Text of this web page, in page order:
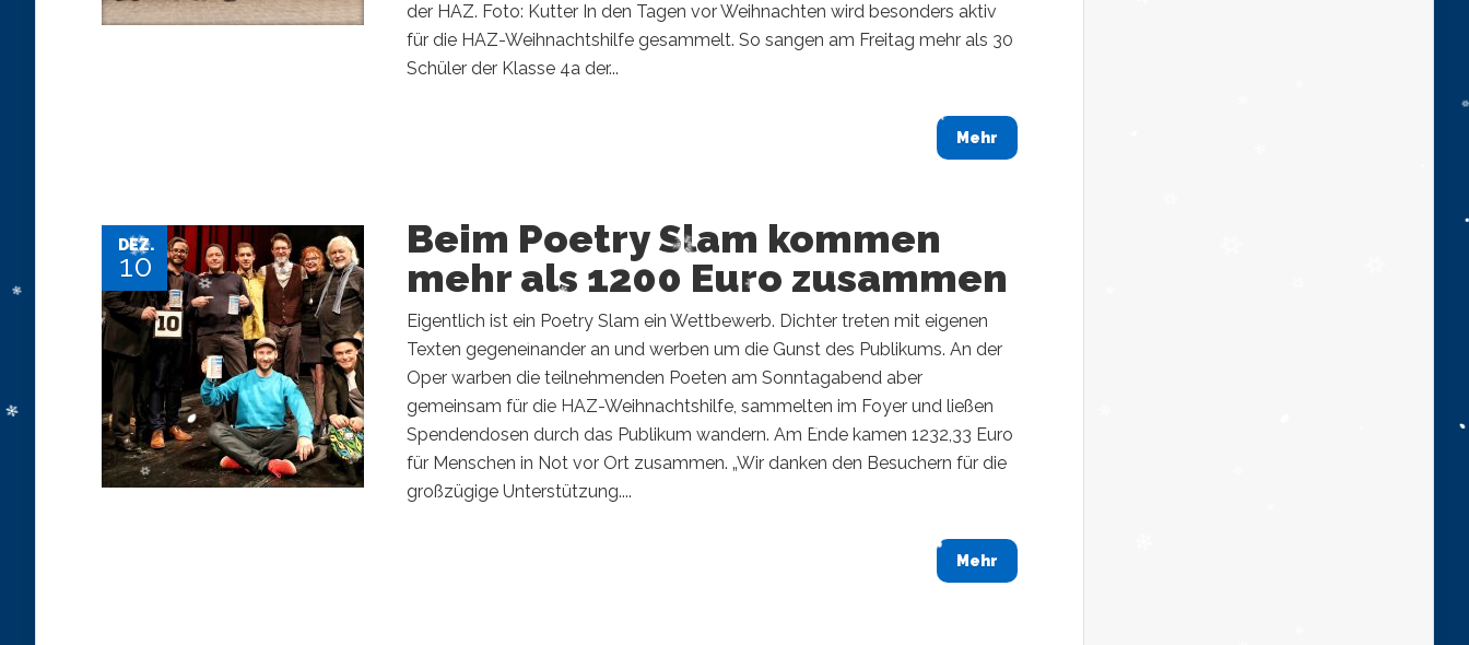
der HAZ. Foto: Kutter ​In den Tagen vor Weihnachten wird besonders aktiv
für die HAZ-Weihnachtshilfe gesammelt. So sangen am Freitag mehr als 30
Schüler der Klasse 4a der...
Mehr
DEZ.
10
Beim Poetry Slam kommen
mehr als 1200 Euro zusammen
Eigentlich ist ein Poetry Slam ein Wettbewerb. Dichter treten mit eigenen
Texten gegeneinander an und werben um die Gunst des Publikums. An der
Oper warben die teilnehmenden Poeten am Sonntagabend aber
gemeinsam für die HAZ-Weihnachtshilfe, sammelten im Foyer und ließen
Spendendosen durch das Publikum wandern. Am Ende kamen 1232,33 Euro
für Menschen in Not vor Ort zusammen. „Wir danken den Besuchern für die
großzügige Unterstützung....
Mehr